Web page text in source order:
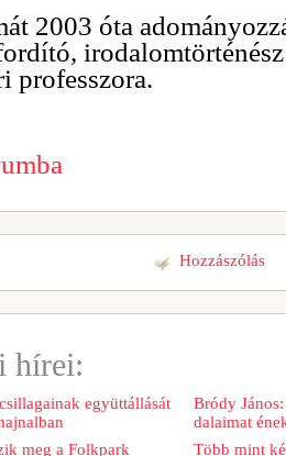
2003 óta
professzora.
Hozzászólás
hírei:
együttállását
meg a Folkpark
Bródy
dalaimat
Több mint